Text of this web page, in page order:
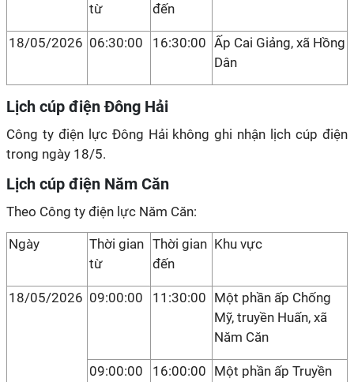
từ
đến
18/05/2026 06:30:00 16:30:00 Ấp Cai Giảng, xã Hồng
Dân
Lịch cúp điện Đông Hải
Công ty điện lực Đông Hải không ghi nhận lịch cúp điện
trong ngày 18/5.
Lịch cúp điện Năm Căn
Theo Công ty điện lực Năm Căn:
Ngày
Thời gian
từ
Thời gian
đến
Khu vực
18/05/2026 09:00:00 11:30:00 Một phần ấp Chống
Mỹ, truyền Huấn, xã
Năm Căn
09:00:00 16:00:00 Một phần ấp Truyền